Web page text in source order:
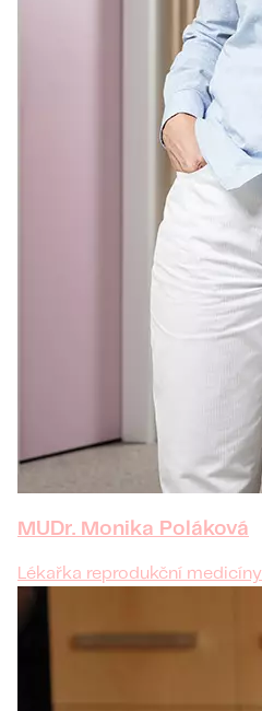
MUDr. Monika Poláková
Lékařka reprodukční medicíny